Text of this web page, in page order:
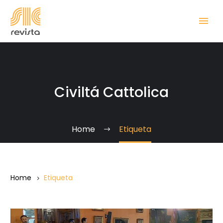
Civiltá Cattolica
Home Etiqueta
Home Etiqueta
175